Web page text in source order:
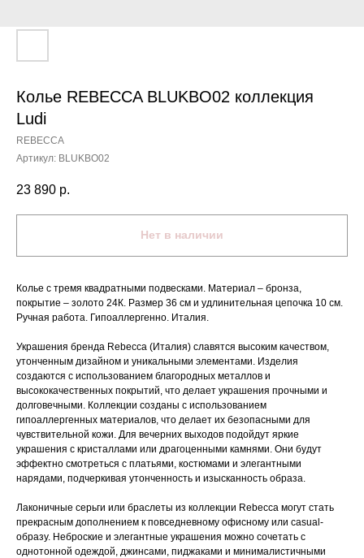
Колье REBECCA BLUKBO02 коллекция
Ludi
REBECCA
Артикул: BLUKBO02
23 890 р.
Нет в наличии
Колье с тремя квадратными подвесками. Материал – бронза,
покрытие – золото 24К. Размер 36 см и удлинительная цепочка 10 см.
Ручная работа. Гипоаллергенно. Италия.
Украшения бренда Rebecca (Италия) славятся высоким качеством,
утонченным дизайном и уникальными элементами. Изделия
создаются с использованием благородных металлов и
высококачественных покрытий, что делает украшения прочными и
долговечными. Коллекции созданы с использованием
гипоаллергенных материалов, что делает их безопасными для
чувствительной кожи. Для вечерних выходов подойдут яркие
украшения с кристаллами или драгоценными камнями. Они будут
эффектно смотреться с платьями, костюмами и элегантными
нарядами, подчеркивая утонченность и изысканность образа.
Лаконичные серьги или браслеты из коллекции Rebecca могут стать
прекрасным дополнением к повседневному офисному или casual-
образу. Неброские и элегантные украшения можно сочетать с
однотонной одеждой, джинсами, пиджаками и минималистичными